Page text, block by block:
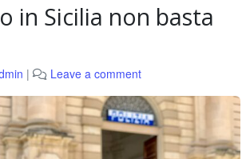
in Sicilia non basta
| Leave a comment